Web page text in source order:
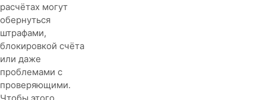
расчётах могут
обернуться
штрафами,
блокировкой счёта
или даже
проблемами с
проверяющими.